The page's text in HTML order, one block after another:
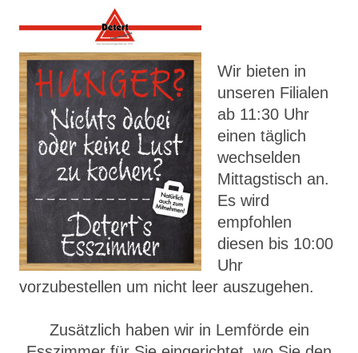
Wir bieten in
unseren Filialen
ab 11:30 Uhr
einen täglich
wechselden
Mittagstisch an.
Es wird
empfohlen
diesen bis 10:00
Uhr
vorzubestellen um nicht leer auszugehen.
Zusätzlich haben wir in Lemförde ein